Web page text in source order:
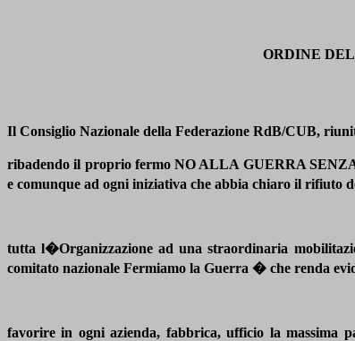
ORDINE
Il Consiglio Nazionale della Federazione RdB/CUB,
ribadendo il proprio fermo NO ALLA GUERRA
e comunque ad ogni iniziativa che abbia chiaro il rifiuto
tutta l�Organizzazione ad una straordinaria
comitato nazionale Fermiamo la Guerra � che renda
favorire in ogni azienda, fabbrica, ufficio la massima